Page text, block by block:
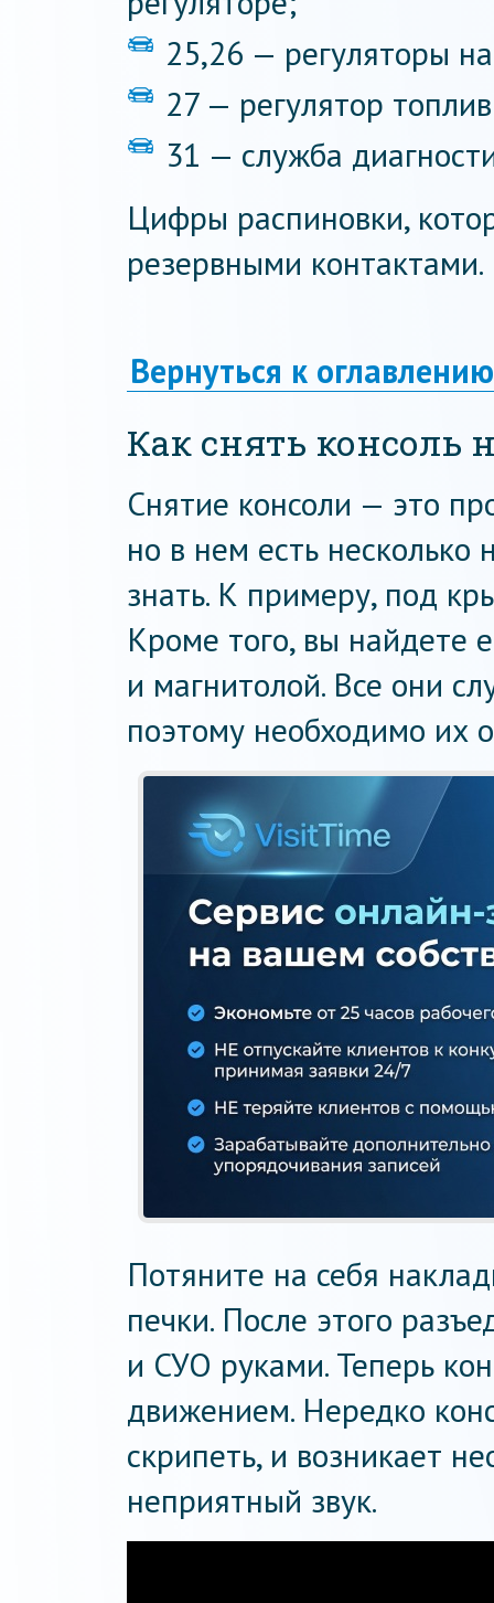
25,26 — регуляторы
27 — регулятор
31 — служба
Цифры распиновки,
резервными контактами.
Вернуться к оглавлению
Как снять консоль
Снятие консоли — это
но в нем есть
знать. К примеру, под
Кроме того, вы найдете
и магнитолой. Все они
поэтому необходимо их
Потяните на себя
печки. После этого
и СУО руками. Теперь
движением. Нередко
скрипеть, и возникает
неприятный звук.